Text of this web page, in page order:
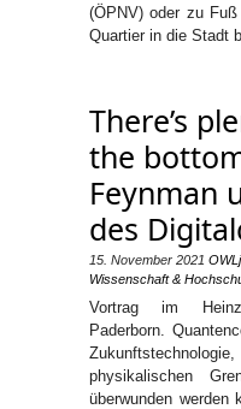
(ÖPNV) oder zu
Quartier in die Stadt
There’s
the
Feynman
des
15. November 2021
Wissenschaft &
Vortrag im
Paderborn.
physikalischen
überwunden werden